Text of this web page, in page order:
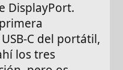
DisplayPort.
C del portátil,
los tres